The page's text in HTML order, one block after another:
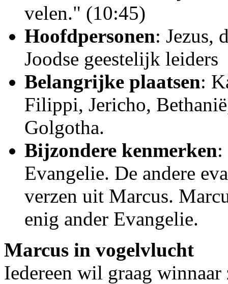
velen." (10:45)
Hoofdpersonen: Jezus,
Joodse geestelijk leiders
Belangrijke plaatsen:
Filippi, Jericho,
Golgotha.
Bijzondere kenmerken:
Evangelie. De andere
verzen uit Marcus.
enig ander Evangelie.
Marcus in vogelvlucht
Iedereen wil graag